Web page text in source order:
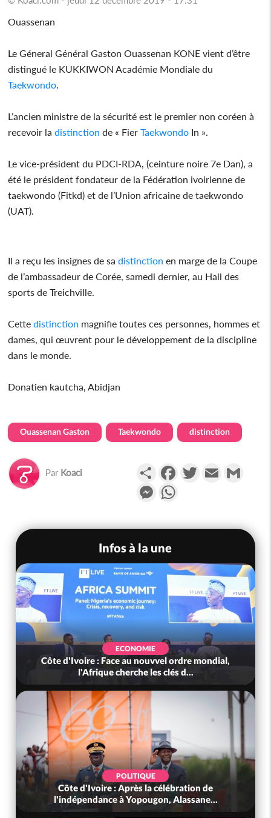
Ouassenan
Le Géneral Général Gaston Ouassenan KONE vient d’être
distingué le KUKKIWON Académie Mondiale du
Taekwondo
L’ancien ministre de la sécurité est le premier non coréen à
recevoir ladistinction de « FierTaekwondo In ».
Le vice-président du PDCI-RDA, (ceinture noire 7e Dan), a
été le président fondateur de la Fédération ivoirienne de
taekwondo (Fitkd) et de l’Union africaine de taekwondo
(UAT).
Il a reçu les insignes de sadistinction en marge de la Coupe
de l’ambassadeur de Corée, samedi dernier, au Hall des
sports de Treichville.
Cettedistinction magnifie toutes ces personnes, hommes et
dames, qui œuvrent pour le développement de la discipline
dans le monde.
Donatien kautcha, Abidjan
Ouassenan Gaston Taekwondo distinction
Par Koaci PartagerFacebookTwitterEmail
Messenger
Infos à la une
ECONOMIE
Côte d'Ivoire : Face au nouvvel ordre mondial,
l'Afrique cherche les clés d...
POLITIQUE
Côte d'Ivoire : Après la célébration de
l'indépendance à Yopougon, Alassane...